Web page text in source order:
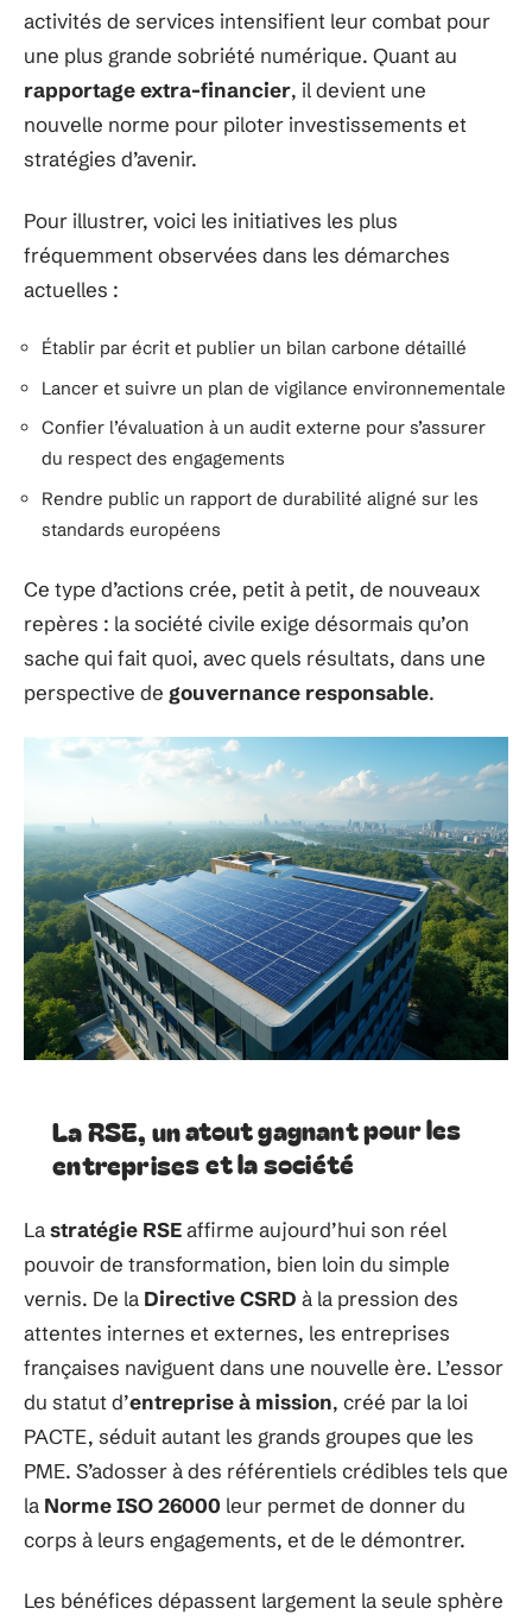
activités de services intensifient leur combat pour
une plus grande sobriété numérique. Quant au
rapportage extra-financier, il devient une
nouvelle norme pour piloter investissements et
stratégies d’avenir.
Pour illustrer, voici les initiatives les plus
fréquemment observées dans les démarches
actuelles :
Établir par écrit et publier un bilan carbone détaillé
Lancer et suivre un plan de vigilance environnementale
Confier l’évaluation à un audit externe pour s’assurer
du respect des engagements
Rendre public un rapport de durabilité aligné sur les
standards européens
Ce type d’actions crée, petit à petit, de nouveaux
repères : la société civile exige désormais qu’on
sache qui fait quoi, avec quels résultats, dans une
perspective de gouvernance responsable.
La RSE, un atout gagnant pour les
entreprises et la société
Lastratégie RSEaffirme aujourd’hui son réel
pouvoir de transformation, bien loin du simple
vernis. De la Directive CSRD à la pression des
attentes internes et externes, les entreprises
françaises naviguent dans une nouvelle ère. L’essor
du statut d’entreprise à mission, créé par la loi
PACTE, séduit autant les grands groupes que les
PME. S’adosser à des référentiels crédibles tels que
la Norme ISO 26000 leur permet de donner du
corps à leurs engagements, et de le démontrer.
Les bénéfices dépassent largement la seule sphère